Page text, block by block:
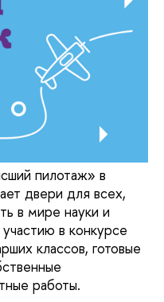
пилотаж» в
двери для всех,
в мире науки и
в конкурсе
классов, готовые
работы.